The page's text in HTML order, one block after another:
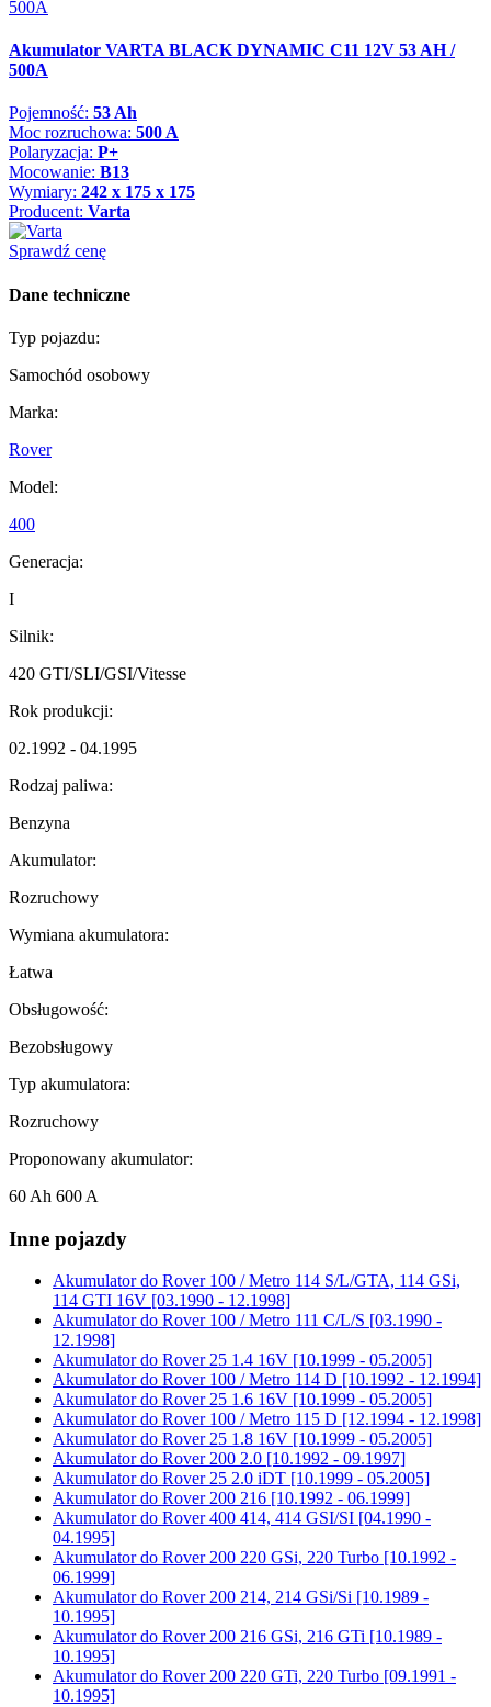
Akumulator VARTA BLACK DYNAMIC C11 12V 53 AH /
500A
Pojemność: 53 Ah
Moc rozruchowa: 500 A
Polaryzacja: P+
Mocowanie: B13
Wymiary: 242 x 175 x 175
Producent: Varta
Sprawdź cenę
Dane techniczne
Typ pojazdu:
Samochód osobowy
Marka:
Rover
Model:
400
Generacja:
I
Silnik:
420 GTI/SLI/GSI/Vitesse
Rok produkcji:
02.1992 - 04.1995
Rodzaj paliwa:
Benzyna
Akumulator:
Rozruchowy
Wymiana akumulatora:
Łatwa
Obsługowość:
Bezobsługowy
Typ akumulatora:
Rozruchowy
Proponowany akumulator:
60 Ah 600 A
Inne pojazdy
Akumulator do Rover 100 / Metro 114 S/L/GTA, 114 GSi,
114 GTI 16V [03.1990 - 12.1998]
Akumulator do Rover 100 / Metro 111 C/L/S [03.1990 -
12.1998]
Akumulator do Rover 25 1.4 16V [10.1999 - 05.2005]
Akumulator do Rover 100 / Metro 114 D [10.1992 - 12.1994]
Akumulator do Rover 25 1.6 16V [10.1999 - 05.2005]
Akumulator do Rover 100 / Metro 115 D [12.1994 - 12.1998]
Akumulator do Rover 25 1.8 16V [10.1999 - 05.2005]
Akumulator do Rover 200 2.0 [10.1992 - 09.1997]
Akumulator do Rover 25 2.0 iDT [10.1999 - 05.2005]
Akumulator do Rover 200 216 [10.1992 - 06.1999]
Akumulator do Rover 400 414, 414 GSI/SI [04.1990 -
04.1995]
Akumulator do Rover 200 220 GSi, 220 Turbo [10.1992 -
06.1999]
Akumulator do Rover 200 214, 214 GSi/Si [10.1989 -
10.1995]
Akumulator do Rover 200 216 GSi, 216 GTi [10.1989 -
10.1995]
Akumulator do Rover 200 220 GTi, 220 Turbo [09.1991 -
10.1995]